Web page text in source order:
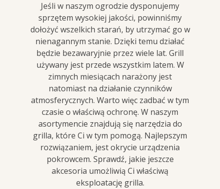
Jeśli w naszym ogrodzie dysponujemy
sprzętem wysokiej jakości, powinniśmy
dołożyć wszelkich starań, by utrzymać go w
nienagannym stanie. Dzięki temu działać
będzie bezawaryjnie przez wiele lat. Grill
używany jest przede wszystkim latem. W
zimnych miesiącach narażony jest
natomiast na działanie czynników
atmosferycznych. Warto więc zadbać w tym
czasie o właściwą ochronę. W naszym
asortymencie znajdują się narzędzia do
grilla, które Ci w tym pomogą. Najlepszym
rozwiązaniem, jest okrycie urządzenia
pokrowcem. Sprawdź, jakie jeszcze
akcesoria umożliwią Ci właściwą
eksploatację grilla.